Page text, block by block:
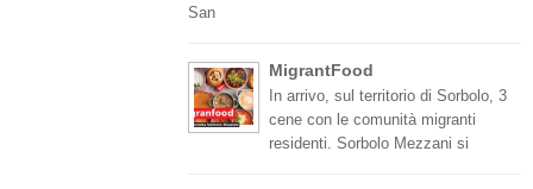
San
MigrantFood
In arrivo, sul territorio di Sorbolo, 3
cene con le comunità migranti
residenti. Sorbolo Mezzani si